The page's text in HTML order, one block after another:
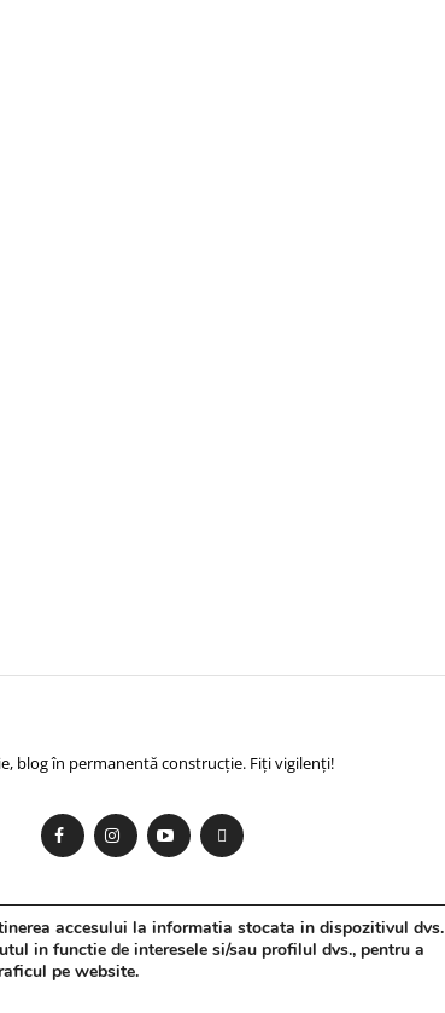
blog în permanentă construcție. Fiți vigilenți!
accesului la informatia stocata in dispozitivul dvs.
in functie de interesele si/sau profilul dvs., pentru a
pe website.